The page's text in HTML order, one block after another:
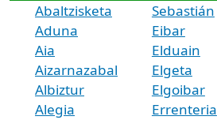
Abaltzisketa
Aduna
Aia
Aizarnazabal
Albiztur
Alegia
Sebastián
Eibar
Elduain
Elgeta
Elgoibar
Errenteria